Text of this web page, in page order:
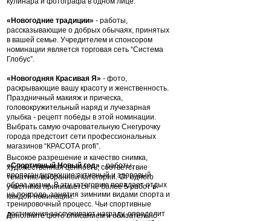
«Новогодние традиции» - работы,
рассказывающие о добрых обычаях, принятых
в вашей семье. Учредителем и спонсором
номинации является торговая сеть “Система
Глобус”.
«Новогодняя Красивая Я» - фото,
раскрывающие вашу красоту и женственность.
Праздничный макияж и прическа,
головокружительный наряд и лучезарная
улыбка - рецепт победы в этой номинации.
Выбрать самую очаровательную Снегурочку
города предстоит сети профессиональных
магазинов “КРАСОТА profi”.
«Спортивный Новый год» - работы,
пропагандирующие активный и здоровый
образ жизни. В эту категорию попадает отдых
на природе, занятия зимними видами спорта и
тренировочный процесс. Чьи спортивные
достижения заслуживают награду, определит
Высокое разрешение и качество снимка,
художественная ценность, соответствие
тематике выбранной категории. От одного
участника принимается не более 5 работ в
каждой номинации.
Дополните фото описанием и обязательно